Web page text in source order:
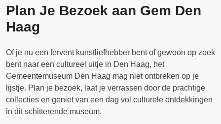
Plan Je Bezoek aan Gem Den
Haag
Of je nu een fervent kunstliefhebber bent of gewoon op zoek
bent naar een cultureel uitje in Den Haag, het
Gemeentemuseum Den Haag mag niet ontbreken op je
lijstje. Plan je bezoek, laat je verrassen door de prachtige
collecties en geniet van een dag vol culturele ontdekkingen
in dit schitterende museum.